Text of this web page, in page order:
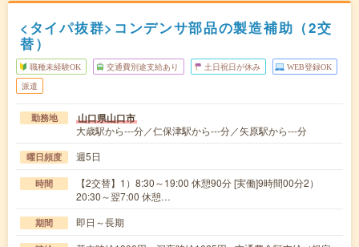
<タイパ抜群>コンデンサ部品の製造補助（2交
替）
職種未経験OK 交通費別途支給あり 土日祝日が休み WEB登録OK
派遣
勤務地 山口県山口市
大歳駅から---分／仁保津駅から---分／矢原駅から---分
曜日頻度 週5日
時間
【2交替】1）8:30～19:00 休憩90分 [実働]9時間00分2）
20:30～翌7:00 休憩…
期間 即日～長期